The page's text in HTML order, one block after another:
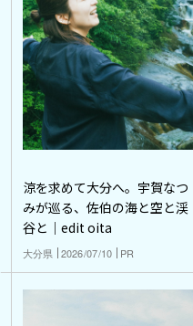
涼を求めて大分へ。宇賀なつ
みが巡る、佐伯の海と空と渓
谷と｜edit oita
大分県 2026/07/10 PR